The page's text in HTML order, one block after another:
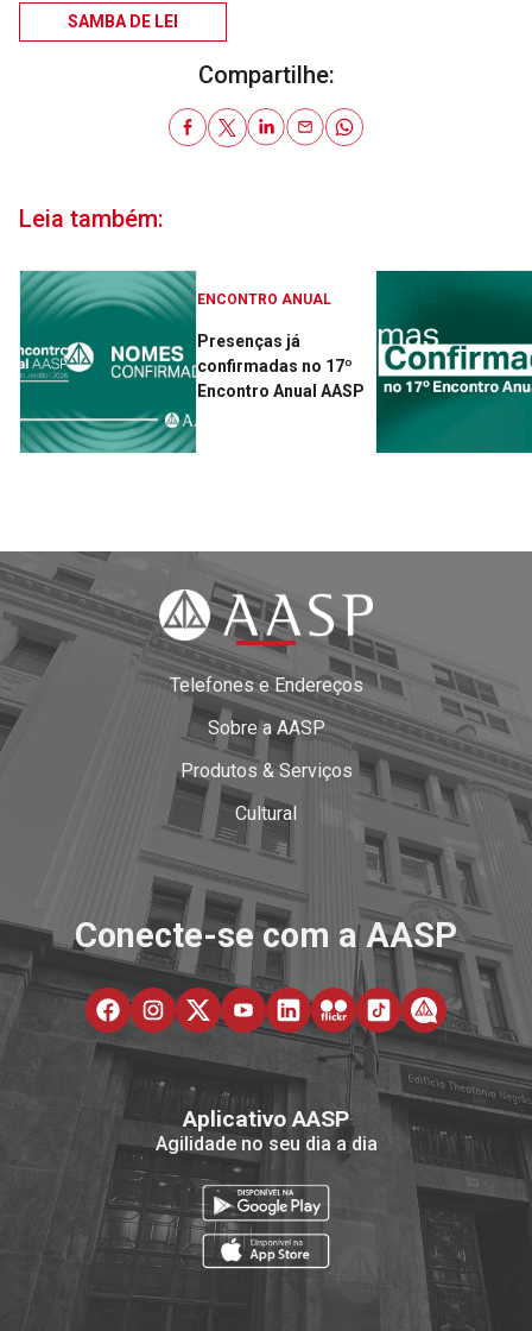
SAMBA DE LEI
Compartilhe:
Leia também:
ENCONTRO ANUAL
Presenças já
confirmadas no 17º
Encontro Anual AASP
Telefones e Endereços
Sobre a AASP
Produtos & Serviços
Cultural
Conecte-se com a AASP
Aplicativo AASP
Agilidade no seu dia a dia